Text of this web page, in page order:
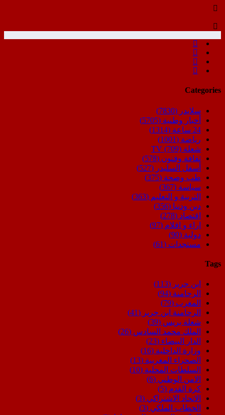
Categories
سلايدر (7830)
أخبار وطنية (5705)
24 ساعة
(1314)
رياضة (1001)
شعلة TV (709)
ثقافة وفنون (578)
أسفل السليدر (527)
طب وصحة (375)
سياسة (367)
التربية و التعليم (363)
دين ودنيا (356)
اقتصاد (278)
اراء و اقلام (97)
دولية (90)
مستجدات (61)
Tags
ابن جرير (113)
الرحامنة (94)
المغرب (79)
الرحامنة ابن جرير (41)
شعلة بريس (39)
الملك محمد السادس (26)
الدار البيضاء (23)
وزارة الداخلية (16)
الصحراء المغربية (13)
السلطات المحلية (10)
الامن الوطني (6)
كرة القدم (5)
الاتحاد الاشتراكي (3)
الخطاب الملكي (3)